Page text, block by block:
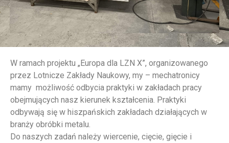
W ramach projektu „Europa dla LZN X”, organizowanego
przez Lotnicze Zakłady Naukowy, my – mechatronicy
mamy możliwość odbycia praktyki w zakładach pracy
obejmujących nasz kierunek kształcenia. Praktyki
odbywają się w hiszpańskich zakładach działających w
branży obróbki metalu.
Do naszych zadań należy wiercenie, cięcie, gięcie i